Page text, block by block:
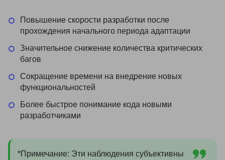
Повышение скорости разработки после
прохождения начального периода адаптации
Значительное снижение количества критических
багов
Сокращение времени на внедрение новых
функциональностей
Более быстрое понимание кода новыми
разработчиками
*Примечание: Эти наблюдения субъективны